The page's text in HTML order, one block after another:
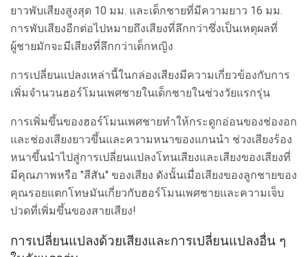
ยาวพับเสียงสูงสุด 10 มม. และเด็กชายที่มีความยาว 16 มม.
การพับเสียงอีกต่อไปหมายถึงเสียงที่ลึกกว่าซึ่งเป็นเหตุผลที่
ผู้ชายมักจะมีเสียงที่ลึกกว่าเด็กหญิง
การเปลี่ยนแปลงเหล่านี้ในกล่องเสียงมีความเกี่ยวข้องกับการ
เพิ่มจำนวนฮอร์โมนเพศชายในเด็กชายในช่วงวัยแรกรุ่น
การเพิ่มขึ้นของฮอร์โมนเพศชายทำให้กระดูกอ่อนของช่องอก
และช่องเสียงยาวขึ้นและความหนาของแกนนำ ช่วงเสียงร้อง
หนาขึ้นนำไปสู่การเปลี่ยนแปลงโทนเสียงและเสียงของเสียงที่
มีคุณภาพหรือ "สีสัน" ของเสียง ดังนั้นเมื่อเสียงของลูกชายของ
คุณรอยแตกโทษมันเกี่ยวกับฮอร์โมนเพศชายและความเจ็บ
ปวดที่เพิ่มขึ้นของสายเสียง!
การเปลี่ยนแปลงด้วยเสียงและการเปลี่ยนแปลงอื่น ๆ